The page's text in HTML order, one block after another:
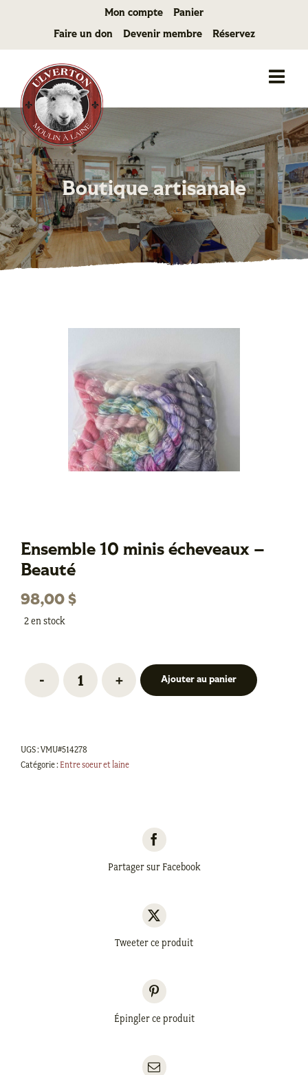
Mon compte Panier
Faire un don Devenir membre Réservez
Boutique artisanale
Ensemble 10 minis écheveaux –
Beauté
98,00 $
2 en stock
quantité
minis
Ajouter au panier
UGS :VMU#514278
Catégorie : Entre soeur et laine
Partager sur Facebook
Tweeter ce produit
Épingler ce produit